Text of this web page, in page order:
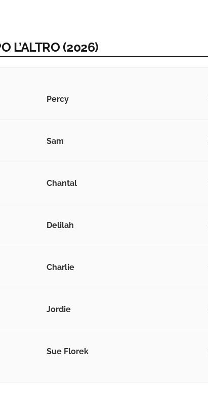
L’ALTRO (2026)
Percy
Sam
Chantal
Delilah
Charlie
Jordie
Sue Florek